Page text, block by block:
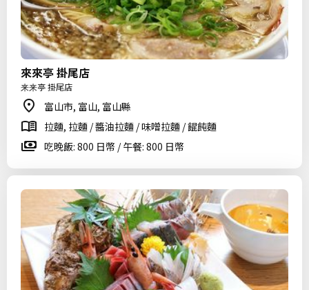
來來亭 掛尾店
来来亭 掛尾店
富山市, 富山, 富山縣
拉麵, 拉麵 / 醬油拉麵 / 味噌拉麵 / 餛飩麵
吃晚飯: 800 日幣 / 午餐: 800 日幣